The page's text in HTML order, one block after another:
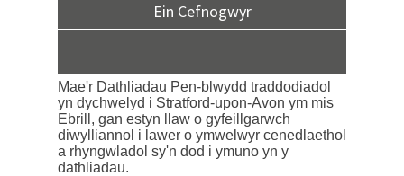
Ein Cefnogwyr
Mae'r Dathliadau Pen-blwydd traddodiadol
yn dychwelyd i Stratford-upon-Avon ym mis
Ebrill, gan estyn llaw o gyfeillgarwch
diwylliannol i lawer o ymwelwyr cenedlaethol
a rhyngwladol sy'n dod i ymuno yn y
dathliadau.